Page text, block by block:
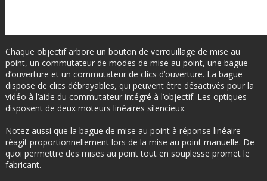
Chaque objectif arbore un bouton de verrouillage de mise au
point, un commutateur de modes de mise au point, une bague
d’ouverture et un commutateur de clics d’ouverture. La bague
dispose de clics débrayables, qui peuvent être désactivés pour la
vidéo à l’aide du commutateur intégré à l’objectif. Les optiques
disposent de deux moteurs linéaires silencieux.
Notez aussi que la bague de mise au point à réponse linéaire
réagit proportionnellement lors de la mise au point manuelle. De
quoi permettre des mises au point tout en souplesse promet le
fabricant.